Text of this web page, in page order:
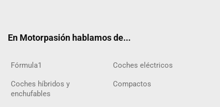
En Motorpasión hablamos de...
Fórmula1 Coches eléctricos
Coches híbridos y
enchufables
Compactos